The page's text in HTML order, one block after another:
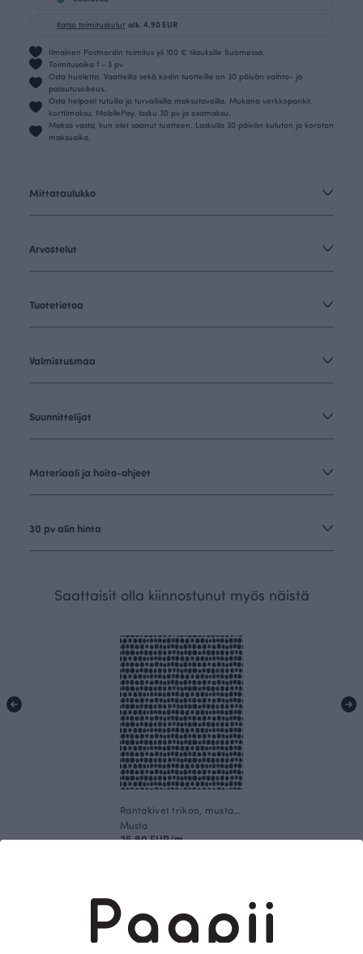
Katso toimituskulut alk. 4.90 EUR
Ilmainen Postnordin toimitus yli 100 € tilauksille Suomessa.
Toimitusaika 1 - 3 pv
Osta huoletta. Vaatteilla sekä kodin tuotteilla on 30 päivän vaihto- ja
palautusoikeus.
Osta helposti tutuilla ja turvallisilla maksutavoilla. Mukana verkkopankit,
korttimaksu, MobilePay, lasku 30 pv ja osamaksu.
Maksa vasta, kun olet saanut tuotteen. Laskulla 30 päivän kuluton ja koroton
maksuaika.
Mittataulukko
Arvostelut
Tuotetietoa
Valmistusmaa
Suunnittelijat
Materiaali ja hoito-ohjeet
30 pv alin hinta
Saattaisit olla kiinnostunut myös näistä
Musta
25.90 EUR/m